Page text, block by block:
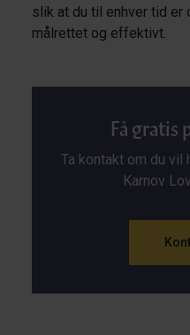
slik at du til enhver tid er
målrettet og effektivt.
Få gratis
Ta kontakt om du
Karnov